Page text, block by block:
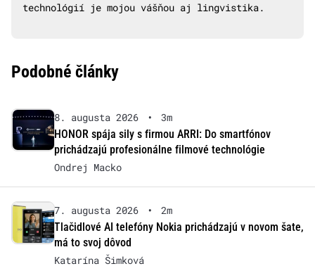
technológií je mojou vášňou aj lingvistika.
Podobné články
8. augusta 2026 •
3m
HONOR spája sily s firmou ARRI: Do smartfónov
prichádzajú profesionálne filmové technológie
Ondrej Macko
7. augusta 2026 •
2m
Tlačidlové AI telefóny Nokia prichádzajú v novom šate,
má to svoj dôvod
Katarína Šimková